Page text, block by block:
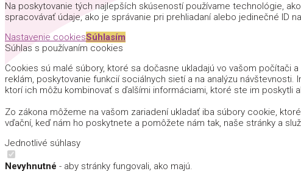
Na poskytovanie tých najlepších skúseností používame technológie,
spracovávať údaje, ako je správanie pri prehliadaní alebo jedinečné ID
Nastavenie cookiesSúhlasím
Súhlas s používaním cookies
Cookies sú malé súbory, ktoré sa dočasne ukladajú vo vašom počítači
reklám, poskytovanie funkcií sociálnych sietí a na analýzu
ktorí ich môžu kombinovať s ďalšími informáciami, ktoré ste im poskytli
Zo zákona môžeme na vašom zariadení ukladať iba súbory cookie,
vďační, keď nám ho poskytnete a pomôžete nám tak, naše stránky a
Jednotlivé súhlasy
Nevyhnutné - aby stránky fungovali, ako majú.